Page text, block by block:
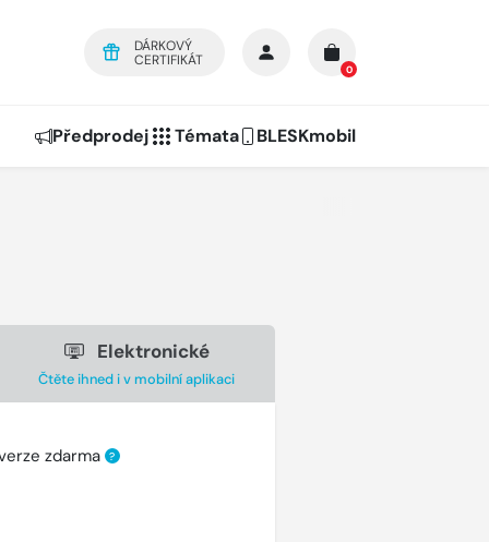
DÁRKOVÝ
CERTIFIKÁT
0
Předprodej Témata BLESKmobil
Elektronické
Čtěte ihned i v mobilní aplikaci
zdarma ?